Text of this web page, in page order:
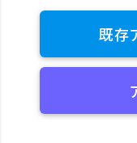
既存